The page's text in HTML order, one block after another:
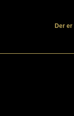
Der